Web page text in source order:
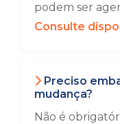
podem ser
Consulte
Preciso
mudança?
Não é